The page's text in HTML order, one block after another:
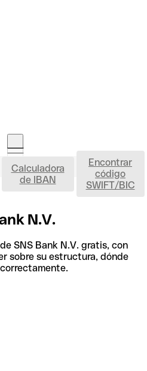
IBAN
Calculadora
de IBAN
Encontrar
código
SWIFT/BIC
N.V.
SNS Bank N.V. gratis, con
sobre su estructura, dónde